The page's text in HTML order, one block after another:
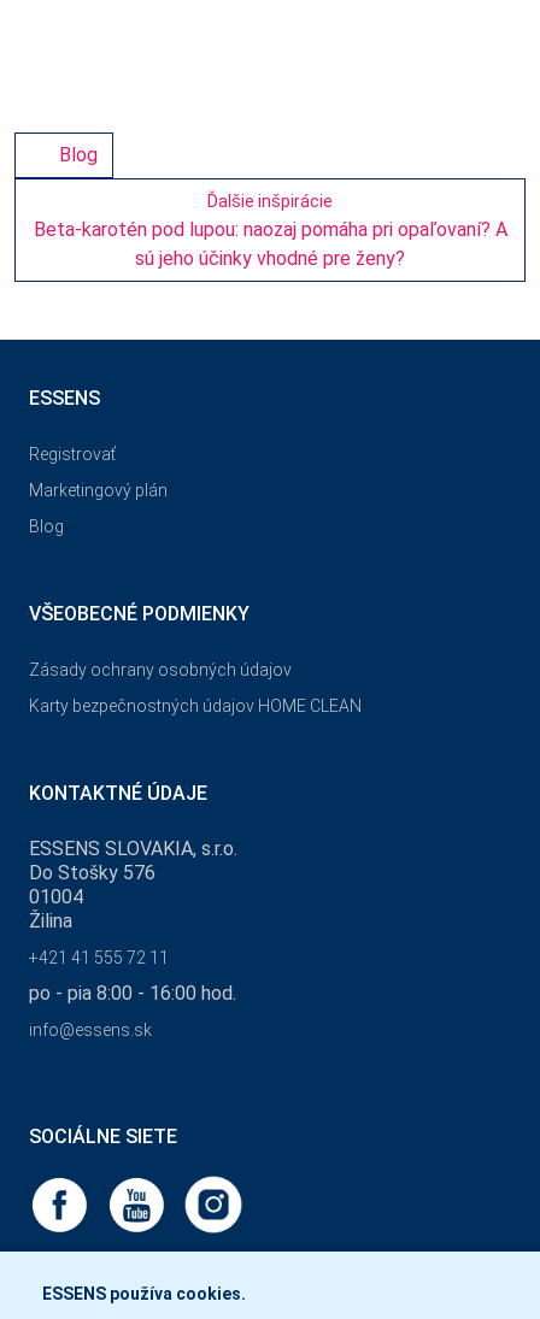
Blog
Ďalšie inšpirácie
Beta-karotén pod lupou: naozaj pomáha pri opaľovaní? A
sú jeho účinky vhodné pre ženy?
ESSENS používa cookies.
ESSENS
Registrovať
Marketingový plán
Blog
VŠEOBECNÉ PODMIENKY
Zásady ochrany osobných údajov
Karty bezpečnostných údajov HOME CLEAN
KONTAKTNÉ ÚDAJE
ESSENS SLOVAKIA, s.r.o.
Do Stošky 576
01004
Žilina
+421 41 555 72 11
po - pia 8:00 - 16:00 hod.
info@essens.sk
SOCIÁLNE SIETE